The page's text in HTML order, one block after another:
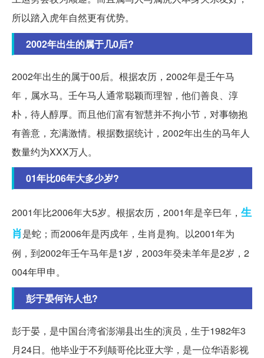
所以踏入虎年自然更有优势。
2002年出生的属于几0后?
2002年出生的属于00后。根据农历，2002年是壬午马
年，属水马。壬午马人通常聪颖而理智，他们善良、淳
朴，待人醇厚。而且他们富有智慧并不拘小节，对事物抱
有善意，充满激情。根据数据统计，2002年出生的马年人
数量约为XXX万人。
01年比06年大多少岁?
2001年比2006年大5岁。根据农历，2001年是辛巳年， 生
肖是蛇；而2006年是丙戍年，生肖是狗。以2001年为
例，到2002年壬午马年是1岁，2003年癸未羊年是2岁，2
004年甲申。
彭于晏何许人也?
彭于晏，是中国台湾省澎湖县出生的演员，生于1982年3
月24日。他毕业于不列颠哥伦比亚大学，是一位华语影视